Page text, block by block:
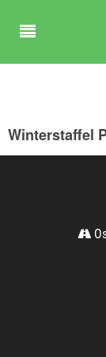
Winterstaffel